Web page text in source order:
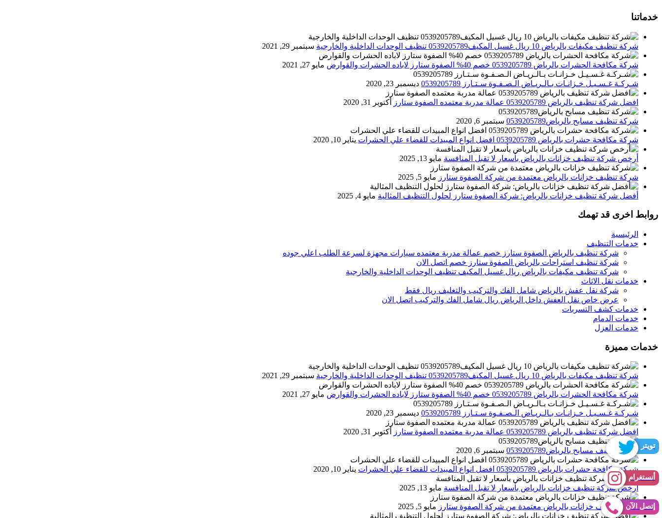
خدماتنا
شركة تنظيف مكيفات بالرياض 10 ريال غسيل المكيف0539205789 تنظيف الوحدات الداخلية والخارجية سبتمبر 29, 2021
شركة مكافحة الحشرات بالرياض 0539205789 خصم 40% الصفوة ستارز لاباده الحشرات والقوارض مايو 27, 2021
شـركـة غـسـيـل خـزانـات بـالـريـاض الـصـفـوة سـتـارز 0539205789 ديسمبر 23, 2020
افضل شركة تنظيف بالرياض 0539205789 عمالة مدربة معتمده الصفوة ستارز أكتوبر 31, 2020
شركة تنظيف مسابح بالرياض0539205789 سبتمبر 6, 2020
شركة مكافحة حشرات بالرياض 0539205789 افضل انواع المبيدات للقضاء علي الحشرات يناير 10, 2020
أرخص شركة تنظيف خزانات بالرياض بأسعار لا تقبل المنافسة مايو 13, 2025
شركة تنظيف خزانات بالرياض معتمدة من شركة الصفوة ستارز مايو 5, 2025
أفضل شركة تنظيف خزانات بالرياض: شركة الصفوة ستارز لحلول التنظيف المثالية مايو 4, 2025
روابط اخرى قد تهمك
الرئيسية
خدمات التنظيف
شركة تنظيف بالرياض الصفوة ستارز خصم عمالة مدربة معتمده سيارات مجهزة لسرعة الطلب اعلي جوده
شركة تنظيف استراحات بالرياض الصفوة ستارز خصم اتصل الان
شركة تنظيف مكيفات بالرياض ريال غسيل المكيف تنظيف الوحدات الداخلية والخارجية
خدمات نقل الاثاث
شركة نقل عفش بالرياض شامل الفك والتركيب والتغليف ريال فقط
عرض خاص نقل العفش داخل الرياض ريال شامل الفك والتركيب اتصل الان
خدمات كشف التسربات
خدمات الدمام
خدمات العزل
خدمات مميزة
شركة تنظيف مكيفات بالرياض 10 ريال غسيل المكيف0539205789 تنظيف الوحدات الداخلية والخارجية سبتمبر 29, 2021
شركة مكافحة الحشرات بالرياض 0539205789 خصم 40% الصفوة ستارز لاباده الحشرات والقوارض مايو 27, 2021
شـركـة غـسـيـل خـزانـات بـالـريـاض الـصـفـوة سـتـارز 0539205789 ديسمبر 23, 2020
افضل شركة تنظيف بالرياض 0539205789 عمالة مدربة معتمده الصفوة ستارز أكتوبر 31, 2020
شركة تنظيف مسابح بالرياض0539205789 سبتمبر 6, 2020
شركة مكافحة حشرات بالرياض 0539205789 افضل انواع المبيدات للقضاء علي الحشرات يناير 10, 2020
أرخص شركة تنظيف خزانات بالرياض بأسعار لا تقبل المنافسة مايو 13, 2025
شركة تنظيف خزانات بالرياض معتمدة من شركة الصفوة ستارز مايو 5, 2025 إتصل الآن
أنستغرام
تويتر